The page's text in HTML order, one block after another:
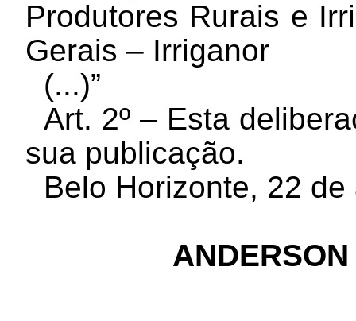
Produtores Rurais e
Gerais – Irriganor
(...)”
Art. 2º – Esta
sua publicação.
Belo Horizonte, 22